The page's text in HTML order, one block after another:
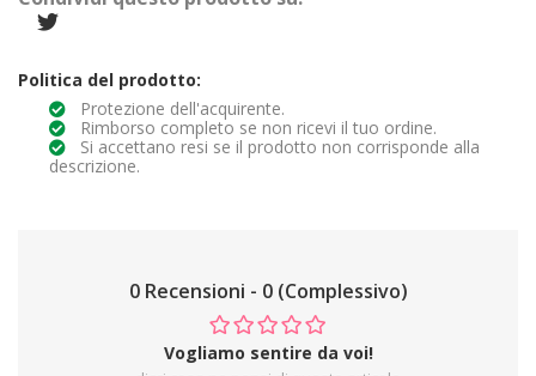
Politica del prodotto:
Protezione dell'acquirente.
Rimborso completo se non ricevi il tuo ordine.
Si accettano resi se il prodotto non corrisponde alla
descrizione.
0 Recensioni - 0 (Complessivo)
Vogliamo sentire da voi!